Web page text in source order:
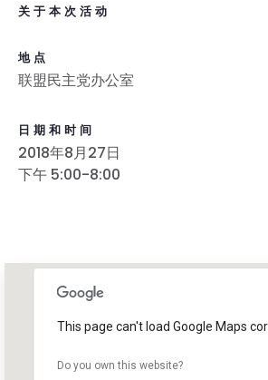
关于本次活动
地点
联盟民主党办公室
日期和时间
2018年8月27日
下午 5:00-8:00
This page can't load Google Maps
Do you own this website?